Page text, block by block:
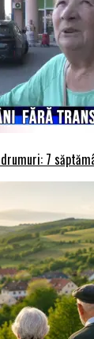
7